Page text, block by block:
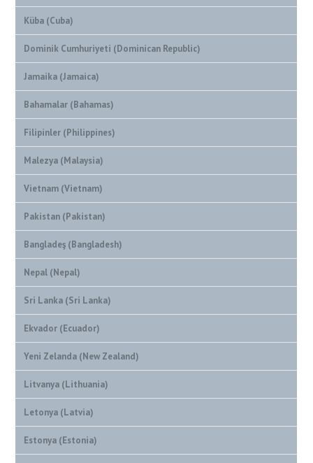
Küba (Cuba)
Dominik Cumhuriyeti (Dominican Republic)
Jamaika (Jamaica)
Bahamalar (Bahamas)
Filipinler (Philippines)
Malezya (Malaysia)
Vietnam (Vietnam)
Pakistan (Pakistan)
Bangladeş (Bangladesh)
Nepal (Nepal)
Sri Lanka (Sri Lanka)
Ekvador (Ecuador)
Yeni Zelanda (New Zealand)
Litvanya (Lithuania)
Letonya (Latvia)
Estonya (Estonia)